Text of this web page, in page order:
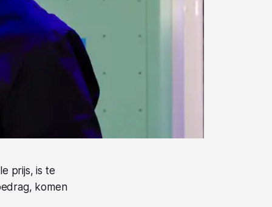
prijs, is te
komen